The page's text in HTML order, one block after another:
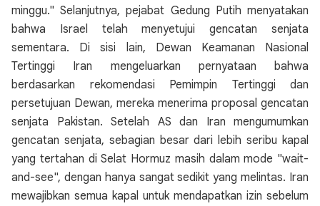
minggu." Selanjutnya, pejabat Gedung Putih menyatakan
bahwa Israel telah menyetujui gencatan senjata
sementara. Di sisi lain, Dewan Keamanan Nasional
Tertinggi Iran mengeluarkan pernyataan bahwa
berdasarkan rekomendasi Pemimpin Tertinggi dan
persetujuan Dewan, mereka menerima proposal gencatan
senjata Pakistan. Setelah AS dan Iran mengumumkan
gencatan senjata, sebagian besar dari lebih seribu kapal
yang tertahan di Selat Hormuz masih dalam mode "wait-
and-see", dengan hanya sangat sedikit yang melintas. Iran
mewajibkan semua kapal untuk mendapatkan izin sebelum